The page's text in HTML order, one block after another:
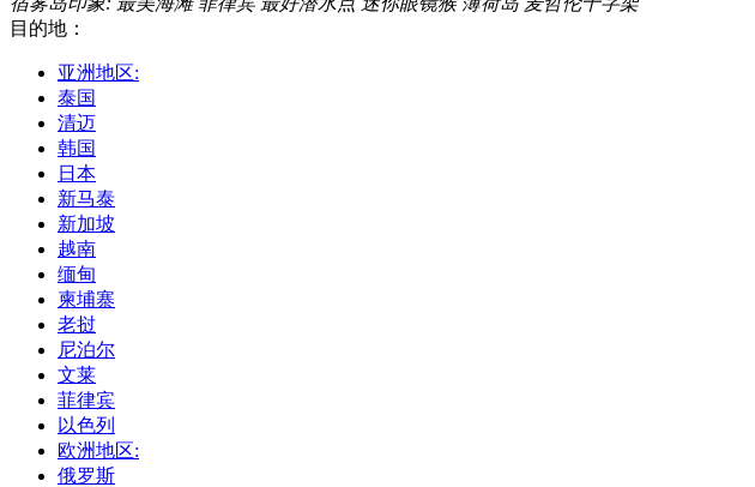
目的地：
亚洲地区:
泰国
清迈
韩国
日本
新马泰
新加坡
越南
缅甸
柬埔寨
老挝
尼泊尔
文莱
菲律宾
以色列
欧洲地区:
俄罗斯